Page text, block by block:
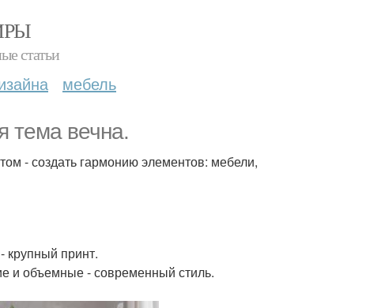
статьи
мебель
тема вечна.
- создать гармонию элементов: мебели,
крупный принт.
и объемные - современный стиль.